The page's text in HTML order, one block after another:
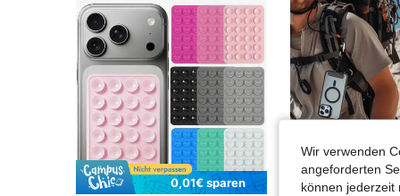
0,01€ sparen
Wir verwenden
angeforderten
können jederzeit